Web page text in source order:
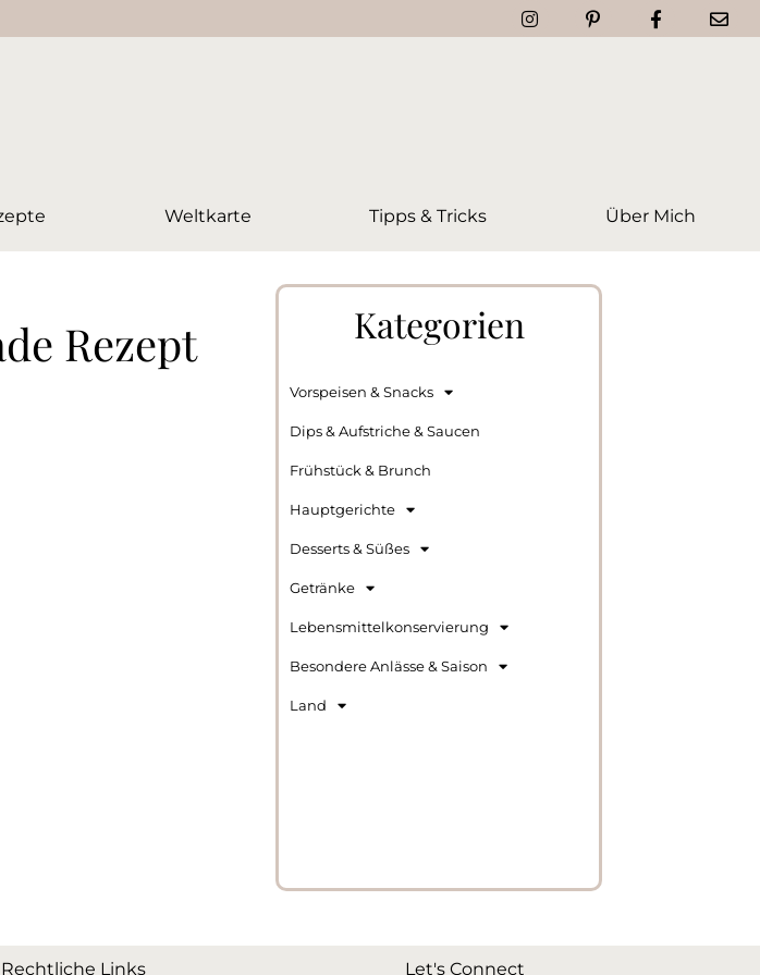
Weltkarte Tipps & Tricks Über Mich
Rezept Kategorien
Vorspeisen & Snacks
Dips & Aufstriche & Saucen
Frühstück & Brunch
Hauptgerichte
Desserts & Süßes
Getränke
Lebensmittelkonservierung
Besondere Anlässe & Saison
Land
Rechtliche Links Let's Connect